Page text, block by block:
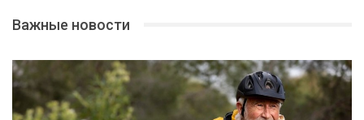
Важные новости